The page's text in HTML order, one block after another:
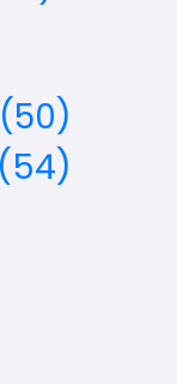
(50)
(54)